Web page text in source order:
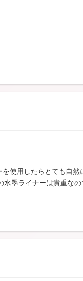
使用したらとても自
墨ライナーは貴重なの